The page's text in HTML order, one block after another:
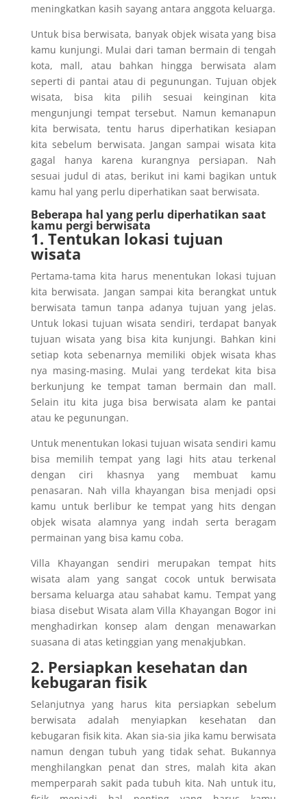
meningkatkan kasih sayang antara anggota keluarga.
Untuk bisa berwisata, banyak objek wisata yang bisa
kamu kunjungi. Mulai dari taman bermain di tengah
kota, mall, atau bahkan hingga berwisata alam
seperti di pantai atau di pegunungan. Tujuan objek
wisata, bisa kita pilih sesuai keinginan kita
mengunjungi tempat tersebut. Namun kemanapun
kita berwisata, tentu harus diperhatikan kesiapan
kita sebelum berwisata. Jangan sampai wisata kita
gagal hanya karena kurangnya persiapan. Nah
sesuai judul di atas, berikut ini kami bagikan untuk
kamu hal yang perlu diperhatikan saat berwisata.
Beberapa hal yang perlu diperhatikan saat
kamu pergi berwisata
1. Tentukan lokasi tujuan
wisata
Pertama-tama kita harus menentukan lokasi tujuan
kita berwisata. Jangan sampai kita berangkat untuk
berwisata tamun tanpa adanya tujuan yang jelas.
Untuk lokasi tujuan wisata sendiri, terdapat banyak
tujuan wisata yang bisa kita kunjungi. Bahkan kini
setiap kota sebenarnya memiliki objek wisata khas
nya masing-masing. Mulai yang terdekat kita bisa
berkunjung ke tempat taman bermain dan mall.
Selain itu kita juga bisa berwisata alam ke pantai
atau ke pegunungan.
Untuk menentukan lokasi tujuan wisata sendiri kamu
bisa memilih tempat yang lagi hits atau terkenal
dengan ciri khasnya yang membuat kamu
penasaran. Nah villa khayangan bisa menjadi opsi
kamu untuk berlibur ke tempat yang hits dengan
objek wisata alamnya yang indah serta beragam
permainan yang bisa kamu coba.
Villa Khayangan sendiri merupakan tempat hits
wisata alam yang sangat cocok untuk berwisata
bersama keluarga atau sahabat kamu. Tempat yang
biasa disebut Wisata alam Villa Khayangan Bogor ini
menghadirkan konsep alam dengan menawarkan
suasana di atas ketinggian yang menakjubkan.
2. Persiapkan kesehatan dan
kebugaran fisik
Selanjutnya yang harus kita persiapkan sebelum
berwisata adalah menyiapkan kesehatan dan
kebugaran fisik kita. Akan sia-sia jika kamu berwisata
namun dengan tubuh yang tidak sehat. Bukannya
menghilangkan penat dan stres, malah kita akan
memperparah sakit pada tubuh kita. Nah untuk itu,